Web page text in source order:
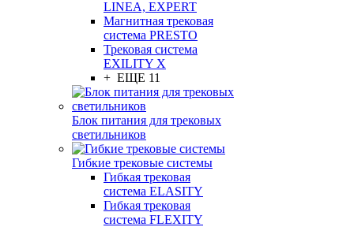
LINEA, EXPERT
Магнитная трековая
система PRESTO
Трековая система
EXILITY X
+ ЕЩЕ 11
Блок питания для трековых
светильников
Гибкие трековые системы
Гибкая трековая
система ELASITY
Гибкая трековая
система FLEXITY